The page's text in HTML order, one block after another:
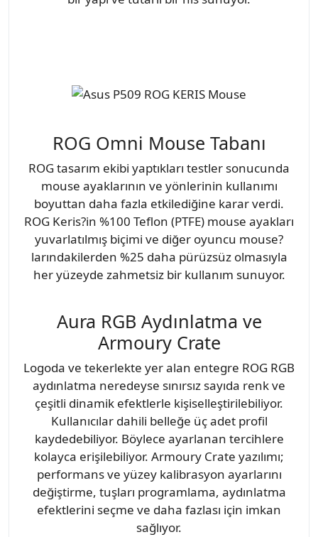
ROG Omni Mouse Tabanı
ROG tasarım ekibi yaptıkları testler sonucunda
mouse ayaklarının ve yönlerinin kullanımı
boyuttan daha fazla etkilediğine karar verdi.
ROG Keris?in %100 Teflon (PTFE) mouse ayakları
yuvarlatılmış biçimi ve diğer oyuncu mouse?
larındakilerden %25 daha pürüzsüz olmasıyla
her yüzeyde zahmetsiz bir kullanım sunuyor.
Aura RGB Aydınlatma ve
Armoury Crate
Logoda ve tekerlekte yer alan entegre ROG RGB
aydınlatma neredeyse sınırsız sayıda renk ve
çeşitli dinamik efektlerle kişiselleştirilebiliyor.
Kullanıcılar dahili belleğe üç adet profil
kaydedebiliyor. Böylece ayarlanan tercihlere
kolayca erişilebiliyor. Armoury Crate yazılımı;
performans ve yüzey kalibrasyon ayarlarını
değiştirme, tuşları programlama, aydınlatma
efektlerini seçme ve daha fazlası için imkan
sağlıyor.